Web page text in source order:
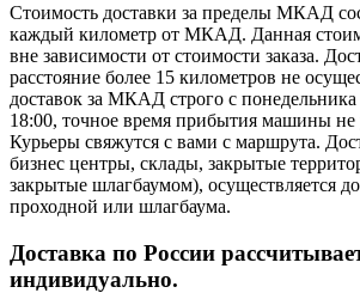
Стоимость доставки за пределы МКАД
каждый километр от МКАД. Данная
вне зависимости от стоимости заказа.
расстояние более 15 километров не
доставок за МКАД строго с понедельника
18:00, точное время прибытия машины не
Курьеры свяжутся с вами с маршрута.
бизнес центры, склады, закрытые
закрытые шлагбаумом), осуществляется
проходной или шлагбаума.
Доставка по России
индивидуально.